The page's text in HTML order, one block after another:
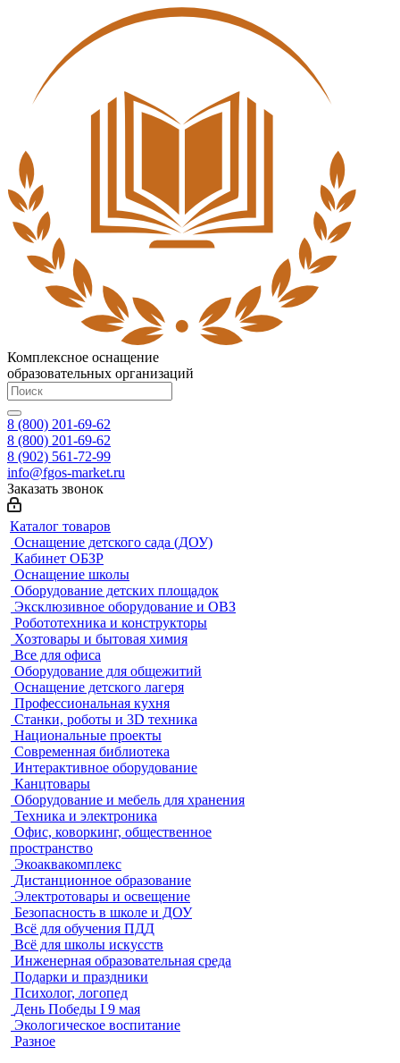
Комплексное оснащение
образовательных организаций
8 (800) 201-69-62
8 (800) 201-69-62
8 (902) 561-72-99
info@fgos-market.ru
Заказать звонок
Каталог товаров
Оснащение детского сада (ДОУ)
Кабинет ОБЗР
Оснащение школы
Оборудование детских площадок
Эксклюзивное оборудование и ОВЗ
Робототехника и конструкторы
Хозтовары и бытовая химия
Все для офиса
Оборудование для общежитий
Оснащение детского лагеря
Профессиональная кухня
Станки, роботы и 3D техника
Национальные проекты
Современная библиотека
Интерактивное оборудование
Канцтовары
Оборудование и мебель для хранения
Техника и электроника
Офис, коворкинг, общественное
пространство
Экоаквакомплекс
Дистанционное образование
Электротовары и освещение
Безопасность в школе и ДОУ
Всё для обучения ПДД
Всё для школы искусств
Инженерная образовательная среда
Подарки и праздники
Психолог, логопед
День Победы I 9 мая
Экологическое воспитание
Разное